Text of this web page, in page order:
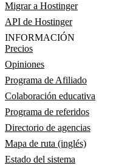
Migrar a Hostinger
API de Hostinger
INFORMACIÓN
Precios
Opiniones
Programa de Afiliado
Colaboración educativa
Programa de referidos
Directorio de agencias
Mapa de ruta (inglés)
Estado del sistema